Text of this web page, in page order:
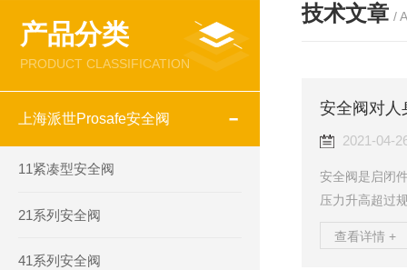
产品分类
PRODUCT CLASSIFICATION
上海派世Prosafe安全阀
11紧凑型安全阀
21系列安全阀
41系列安全阀
技术文章 /
安全阀对人
2021-04-
安全阀是启闭
压力升高超过
容器和管道上
查看详情 +